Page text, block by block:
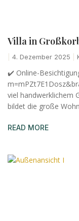
Villa in
4. Dezember 2025
✔️ Online-
viel handwerklichem
bildet die große
READ MORE